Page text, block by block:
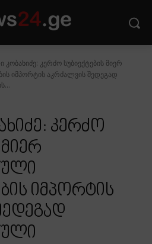
კობახიძე: კერძო სუბიექტების მიერ
იმპორტის აკრძალვის შედეგად
კერძო
იმპორტის